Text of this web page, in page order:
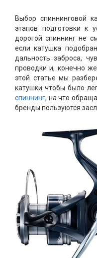
Выбор спиннинговой
этапов подготовки к
дорогой спиннинг не
если катушка
дальность заброса,
проводки и, конечно
этой статье мы
катушки чтобы было
спиннинг, на что
бренды пользуются